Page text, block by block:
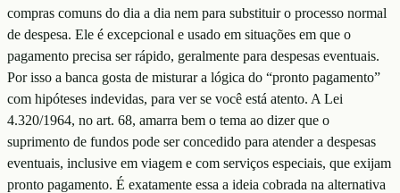
compras comuns do dia a dia nem para substituir o processo normal
de despesa. Ele é excepcional e usado em situações em que o
pagamento precisa ser rápido, geralmente para despesas eventuais.
Por isso a banca gosta de misturar a lógica do “pronto pagamento”
com hipóteses indevidas, para ver se você está atento. A Lei
4.320/1964, no art. 68, amarra bem o tema ao dizer que o
suprimento de fundos pode ser concedido para atender a despesas
eventuais, inclusive em viagem e com serviços especiais, que exijam
pronto pagamento. É exatamente essa a ideia cobrada na alternativa